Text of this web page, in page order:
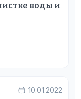
воды и
10.01.2022